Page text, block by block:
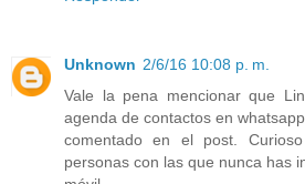
Unknown 2/6/16 10:08 p. m.
Vale la pena mencionar que
agenda de contactos en
comentado en el post.
personas con las que nunca has